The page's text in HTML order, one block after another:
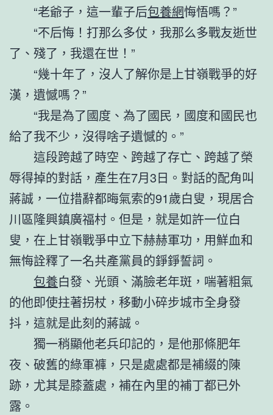
“老爺子，這一輩子后包養網悔悟嗎？”
“不后悔！打那么多仗，我那么多戰友逝世
了、殘了，我還在世！”
“幾十年了，沒人了解你是上甘嶺戰爭的好
漢，遺憾嗎？”
“我是為了國度、為了國民，國度和國民也
給了我不少，沒得啥子遺憾的。”
這段跨越了時空、跨越了存亡、跨越了榮
辱得掉的對話，產生在7月3日。對話的配角叫
蔣誠，一位措辭都晦氣索的91歲白叟，現居合
川區隆興鎮廣福村。但是，就是如許一位白
叟，在上甘嶺戰爭中立下赫赫軍功，用鮮血和
無悔詮釋了一名共產黨員的錚錚誓詞。
包養白發、光頭、滿臉老年斑，喘著粗氣
的他即使拄著拐杖，移動小碎步城市全身發
抖，這就是此刻的蔣誠。
獨一稍顯他老兵印記的，是他那條肥年
夜、破舊的綠軍褲，只是處處都是補綴的陳
跡，尤其是膝蓋處，補在內里的補丁都已外
露。